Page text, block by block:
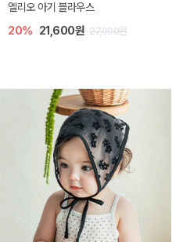
엘리오 아기 블라우스
20% 21,600원 27,000원